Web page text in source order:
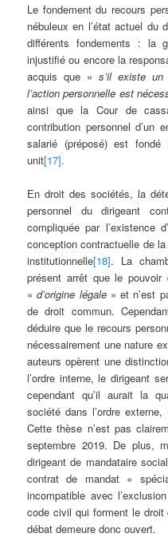
Le fondement du recours
nébuleux en l’état actuel du
différents fondements : la
injustifié ou encore la
acquis que «s’il existe un
l’action personnelle est
ainsi que la Cour de
contribution personnel d’un
salarié (préposé) est
unit[17].
En droit des sociétés, la
personnel du dirigeant
compliquée par l’existence
conception contractuelle de
institutionnelle[18]. La
présent arrêt que le pouvoir
«d’origine légale» et n’est
de droit commun.
déduire que le recours
nécessairement une nature
auteurs opèrent une
l’ordre interne, le dirigeant
cependant qu’il aurait la
société dans l’ordre
Cette thèse n’est pas
septembre 2019. De plus,
dirigeant de mandataire
contrat de mandat «
incompatible avec
code civil qui forment le
débat demeure donc ouvert.